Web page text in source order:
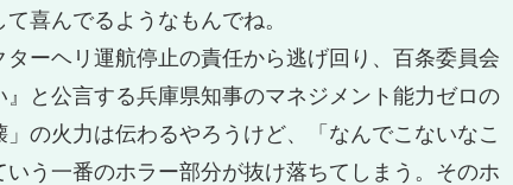
喜んでるようなもんでね。
ーヘリ運航停止の責任から逃げ回り、百条委員会
と公言する兵庫県知事のマネジメント能力ゼロの
の火力は伝わるやろうけど、「なんでこないなこ
う一番のホラー部分が抜け落ちてしまう。そのホ